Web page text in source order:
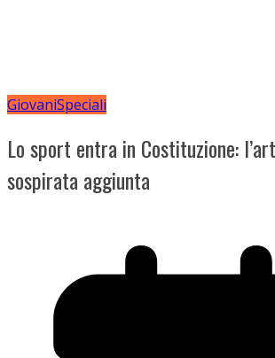
GiovaniSpeciali
Lo sport entra in Costituzione:
sospirata aggiunta